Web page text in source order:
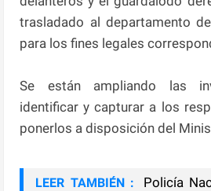
trasladado al departamento
para los fines legales
Se están ampliando las
identificar y capturar a los
ponerlos a disposición del
LEER TAMBIÉN :
Policía